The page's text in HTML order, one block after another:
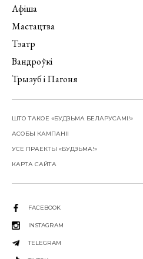
Афіша
Мастацтва
Тэатр
Вандроўкі
Трызуб і Пагоня
ШТО ТАКОЕ «БУДЗЬМА БЕЛАРУСАМІ!»
АСОБЫ КАМПАНІІ
УСЕ ПРАЕКТЫ «БУДЗЬМА!»
КАРТА САЙТА
FACEBOOK
INSTAGRAM
TELEGRAM